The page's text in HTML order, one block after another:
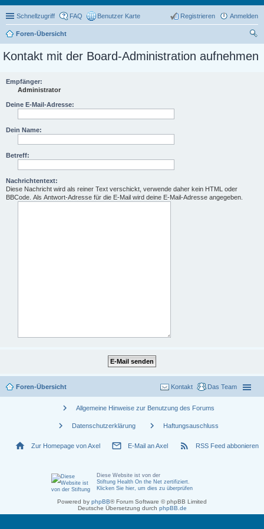
Schnellzugriff FAQ Benutzer Karte Anmelden
Registrieren
Foren-Übersicht
he
Kontakt mit der Board-Administration aufnehmen
Empfänger:
Administrator
Deine E-Mail-Adresse:
Dein Name:
Betreff:
Nachrichtentext:
Diese Nachricht wird als reiner Text verschickt, verwende daher kein HTML oder
BBCode. Als Antwort-Adresse für die E-Mail wird deine E-Mail-Adresse angegeben.
Foren-Übersicht Das Team
Kontakt
chevron_right Allgemeine Hinweise zur Benutzung des Forums
chevron_right Datenschutzerklärung chevron_right Haftungsauschluss
home Zur Homepage von Axel mail_outline E-Mail an Axel rss_feed RSS Feed abbonieren
Diese Website ist von der
Stiftung Health On the Net zertifiziert.
Klicken Sie hier, um dies zu überprüfen
Powered by phpBB® Forum Software © phpBB Limited
Deutsche Übersetzung durch phpBB.de